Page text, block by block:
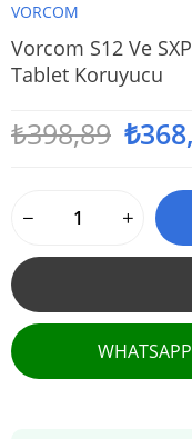
VORCOM
Vorcom S12 Ve
Tablet Koruyucu
₺398,89